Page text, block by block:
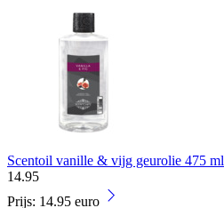
Scentoil vanille & vijg geurolie 475 ml
14.95
Prijs: 14.95 euro